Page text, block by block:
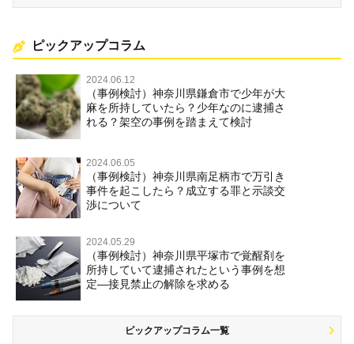
ピックアップコラム
2024.06.12
（事例検討）神奈川県鎌倉市で少年が大
麻を所持していたら？少年なのに逮捕さ
れる？架空の事例を踏まえて検討
2024.06.05
（事例検討）神奈川県南足柄市で万引き
事件を起こしたら？成立する罪と示談交
渉について
2024.05.29
（事例検討）神奈川県平塚市で覚醒剤を
所持していて逮捕されたという事例を想
定―接見禁止の解除を求める
ピックアップコラム一覧